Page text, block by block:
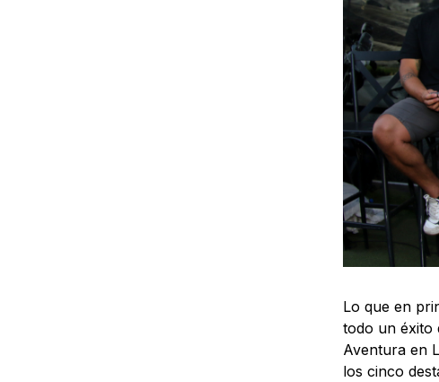
Lo que en
todo un éxito
Aventura en
los cinco